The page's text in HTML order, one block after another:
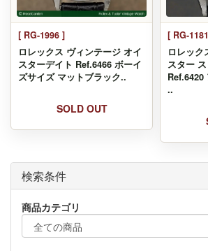
[ RG-1996 ]
ロレックス ヴィンテージ オイ
スターデイト Ref.6466 ボーイ
ズサイズ マットブラック..
SOLD OUT
[ RG-
ロレック
スター
Ref.6420
..
検索条件
商品カテゴリ